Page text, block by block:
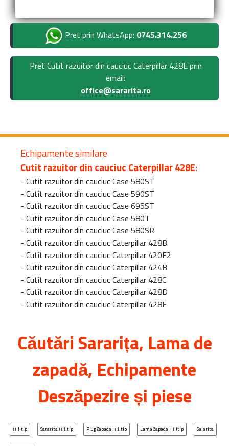
Pret prin WhatsApp: 0745.314.256
Pret Cutit razuitor din cauciuc Caterpillar 428E prin
email:
office@sararita.ro
Echipamente similare
Cutit razuitor din cauciuc Caterpillar 428E:
- Cutit razuitor din cauciuc Case 580ST
- Cutit razuitor din cauciuc Case 590ST
- Cutit razuitor din cauciuc Case 695ST
- Cutit razuitor din cauciuc Case 580T
- Cutit razuitor din cauciuc Case 580SR
- Cutit razuitor din cauciuc Caterpillar 428B
- Cutit razuitor din cauciuc Caterpillar 420F2
- Cutit razuitor din cauciuc Caterpillar 424B
- Cutit razuitor din cauciuc Caterpillar 428C
- Cutit razuitor din cauciuc Caterpillar 428D
- Cutit razuitor din cauciuc Caterpillar 428E
Căutări Sararița, Lama de
zapadă, Echipamente
Deszăpezire și piese
Hilltip Sararita Hilltip Plug Zapada Hilltip Lama Zapada Hilltip Salarita